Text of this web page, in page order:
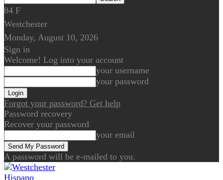
84 F
Westchester
Monday, August 10, 2026
Sign in
Welcome! Log into your account
your username
your password
Forgot your password? Get help
Password recovery
Recover your password
your email
A password will be e-mailed to you.